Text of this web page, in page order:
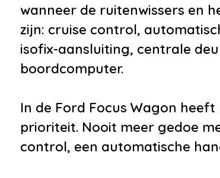
•Anti doorSlip Regeling
•Elektronisch Stabiliteits
Programma
•Hill hold functie
kinderzitjes
•Airbag(s) hoofd voor
•Airbag(s) side voor
•
•
•
wanneer de ruitenwissers en
zijn: cruise control,
isofix-aansluiting, centrale
boordcomputer.
In de Ford Focus Wagon
prioriteit. Nooit meer gedoe
control, een automatische